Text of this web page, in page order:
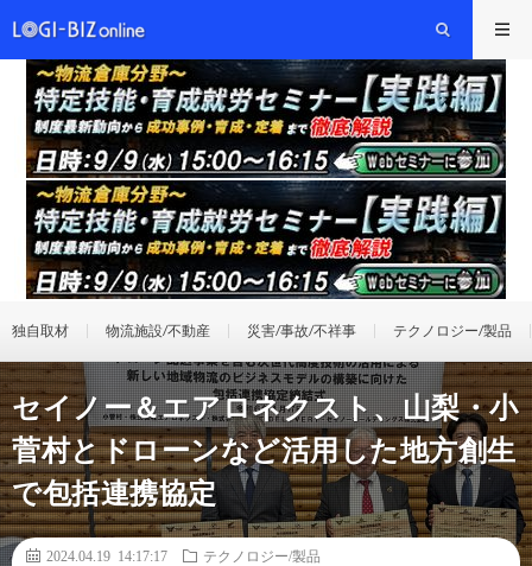
独自取材 物流施設/不動産 災害/事故/不祥事 テクノロジー/製品
セイノー＆エアロネクスト、山梨・小
菅村とドローンなど活用した地方創生
で包括連携協定
2024.04.19 14:17:17
テクノロジー/製品